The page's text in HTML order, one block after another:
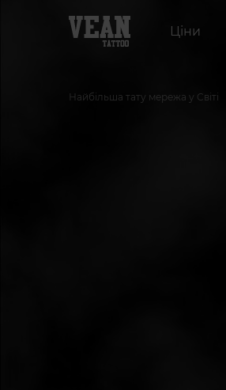
Ціни
Найбільша тату мережа у Світі